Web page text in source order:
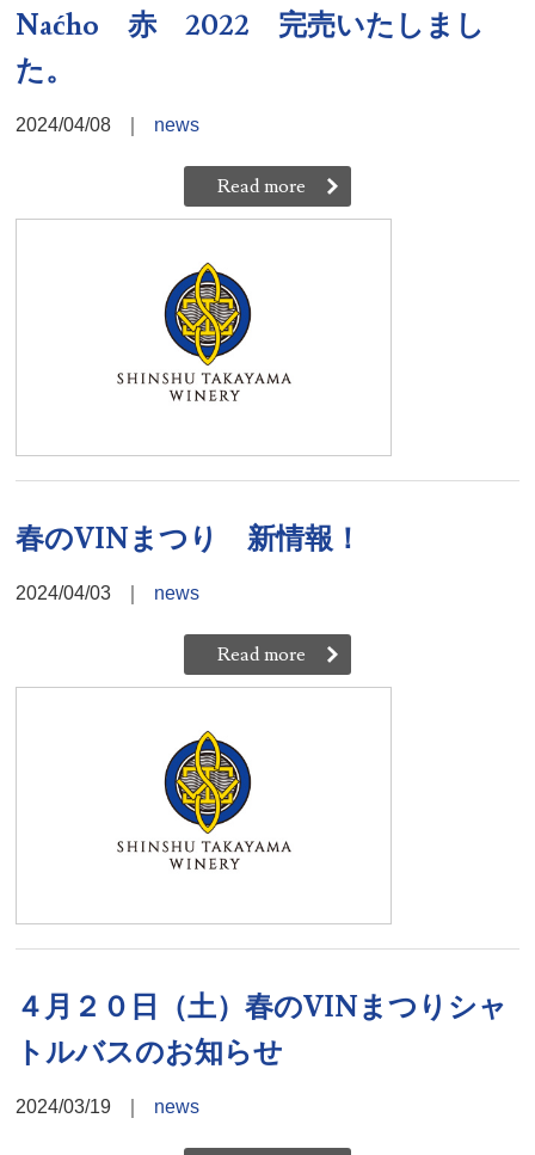
Naćho 赤 2022 完売いたしまし
た。
2024/04/08 news
Read more
春のVINまつり 新情報！
2024/04/03 news
Read more
４月２０日（土）春のVINまつりシャ
トルバスのお知らせ
2024/03/19 news